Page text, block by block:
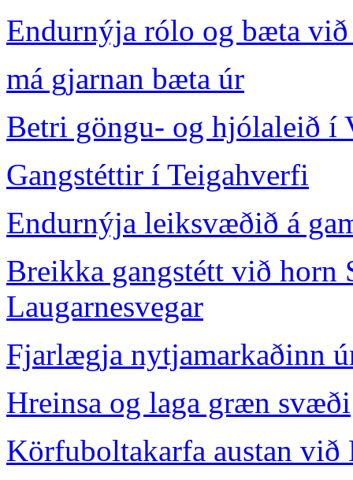
Endurnýja rólo og bæta
má gjarnan bæta úr
Betri göngu- og hjólaleið í
Gangstéttir í Teigahverfi
Endurnýja leiksvæðið á
Breikka gangstétt við horn
Laugarnesvegar
Fjarlægja nytjamarkaðinn
Hreinsa og laga græn svæði
Körfuboltakarfa austan við